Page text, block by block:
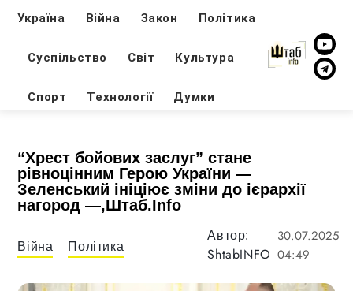
Україна Війна Закон Політика
Суспільство Світ Культура
Спорт Технології Думки
“Хрест бойових заслуг” стане
рівноцінним Герою України —
Зеленський ініціює зміни до ієрархії
нагород —,Штаб.Info
Війна Політика
Автор:
ShtabINFO
30.07.2025
04:49